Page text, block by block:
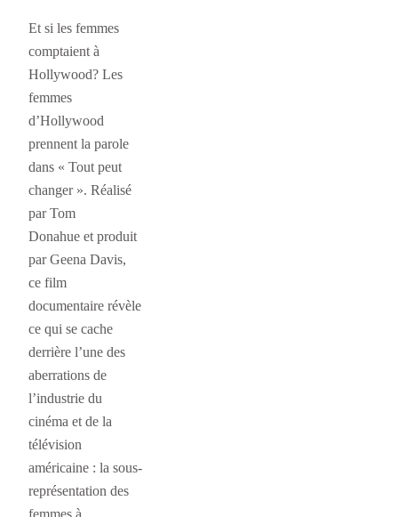
Et si les femmes
comptaient à
Hollywood? Les
femmes
d’Hollywood
prennent la parole
dans « Tout peut
changer ». Réalisé
par Tom
Donahue et produit
par Geena Davis,
ce film
documentaire révèle
ce qui se cache
derrière l’une des
aberrations de
l’industrie du
cinéma et de la
télévision
américaine : la sous-
représentation des